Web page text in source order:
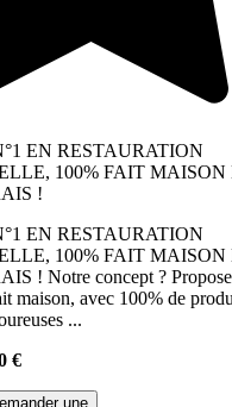
EN RESTAURATION
100% FAIT MAISON
!
EN RESTAURATION
100% FAIT MAISON
! Notre concept ?
maison, avec 100% de
...
€
une